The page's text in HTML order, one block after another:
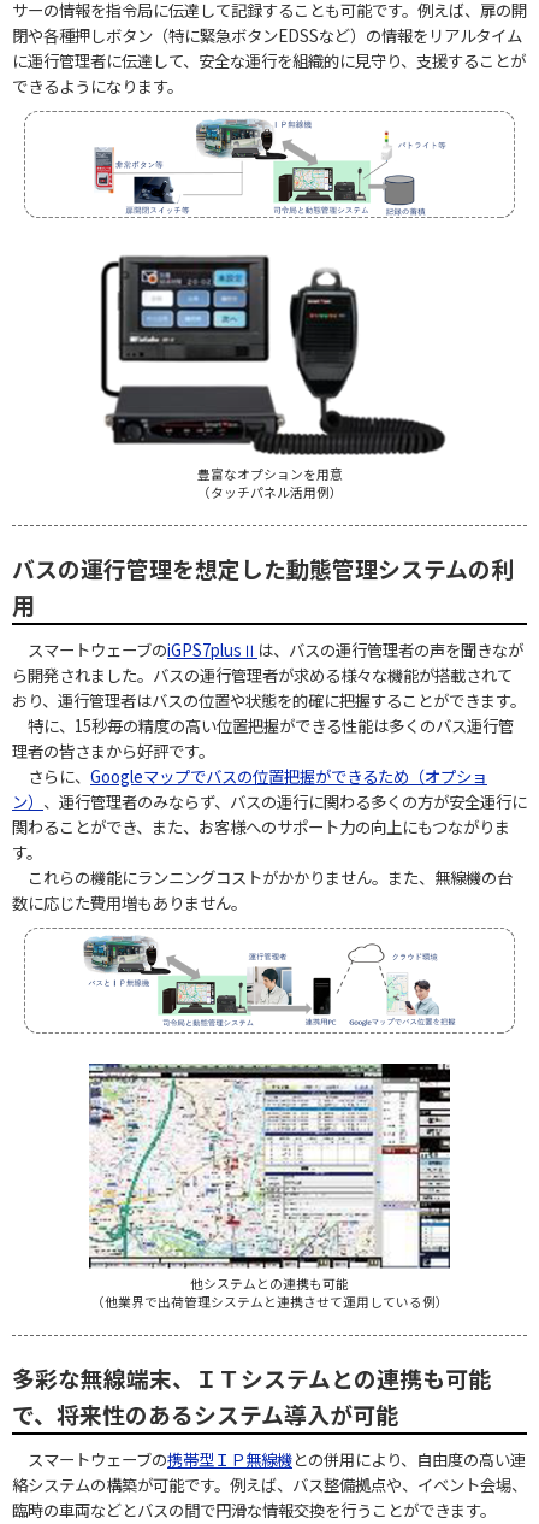
サーの情報を指令局に伝達して記録することも可能です。例えば、扉の開
閉や各種押しボタン（特に緊急ボタンEDSSなど）の情報をリアルタイム
に運行管理者に伝達して、安全な運行を組織的に見守り、支援することが
できるようになります。
豊富なオプションを用意
（タッチパネル活用例）
バスの運行管理を想定した動態管理システムの利
用
スマートウェーブのiGPS7plusⅡ は、バスの運行管理者の声を聞きなが
ら開発されました。バスの運行管理者が求める様々な機能が搭載されて
おり、運行管理者はバスの位置や状態を的確に把握することができます。
特に、15秒毎の精度の高い位置把握ができる性能は多くのバス運行管
理者の皆さまから好評です。
さらに、 Googleマップでバスの位置把握ができるため（オプショ
ン） 、運行管理者のみならず、バスの運行に関わる多くの方が安全運行に
関わることができ、また、お客様へのサポート力の向上にもつながりま
す。
これらの機能にランニングコストがかかりません。また、無線機の台
数に応じた費用増もありません。
他システムとの連携も可能
（他業界で出荷管理システムと連携させて運用している例）
多彩な無線端末、ＩＴシステムとの連携も可能
で、将来性のあるシステム導入が可能
スマートウェーブの携帯型ＩＰ無線機との併用により、自由度の高い連
絡システムの構築が可能です。例えば、バス整備拠点や、イベント会場、
臨時の車両などとバスの間で円滑な情報交換を行うことができます。